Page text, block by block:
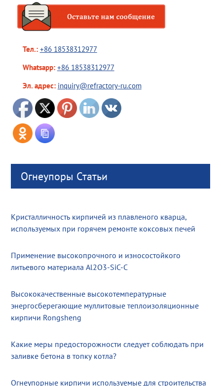
Тел.: +86 18538312977
Whatsapp: +86 18538312977
Эл. адрес: inquiry@refractory-ru.com
Огнеупоры Статьи
Кристалличность кирпичей из плавленого кварца,
используемых при горячем ремонте коксовых печей
Применение высокопрочного и износостойкого
литьевого материала Al2O3-SiC-C
Высококачественные высокотемпературные
энергосберегающие муллитовые теплоизоляционные
кирпичи Rongsheng
Какие меры предосторожности следует соблюдать при
заливке бетона в топку котла?
Огнеупорные кирпичи используемые для строительства